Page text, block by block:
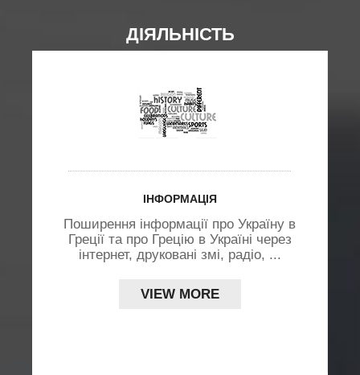
ДІЯЛЬНІСТЬ
ІНФОРМАЦІЯ
Поширення інформації про Україну в
Греції та про Грецію в Україні через
інтернет, друковані змі, радіо, ...
VIEW MORE